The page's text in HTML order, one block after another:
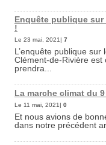
Enquête publique sur
!
Le 23 mai, 2021| 7
L’enquête publique
Clément-de-Rivière
prendra...
La marche climat du
Le 11 mai, 2021| 0
Et nous avions de
dans notre précédent